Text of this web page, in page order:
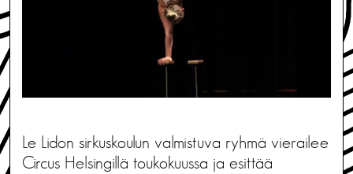
Le Lidon sirkuskoulun valmistuva ryhmä vierailee
Circus Helsingillä toukokuussa ja esittää